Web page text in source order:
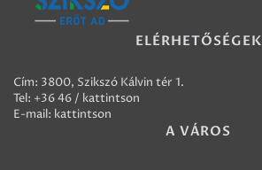
ELÉRHETŐSÉGEK
Cím: 3800, Szikszó Kálvin tér 1.
Tel: +36 46 / kattintson
E-mail: kattintson
A VÁROS